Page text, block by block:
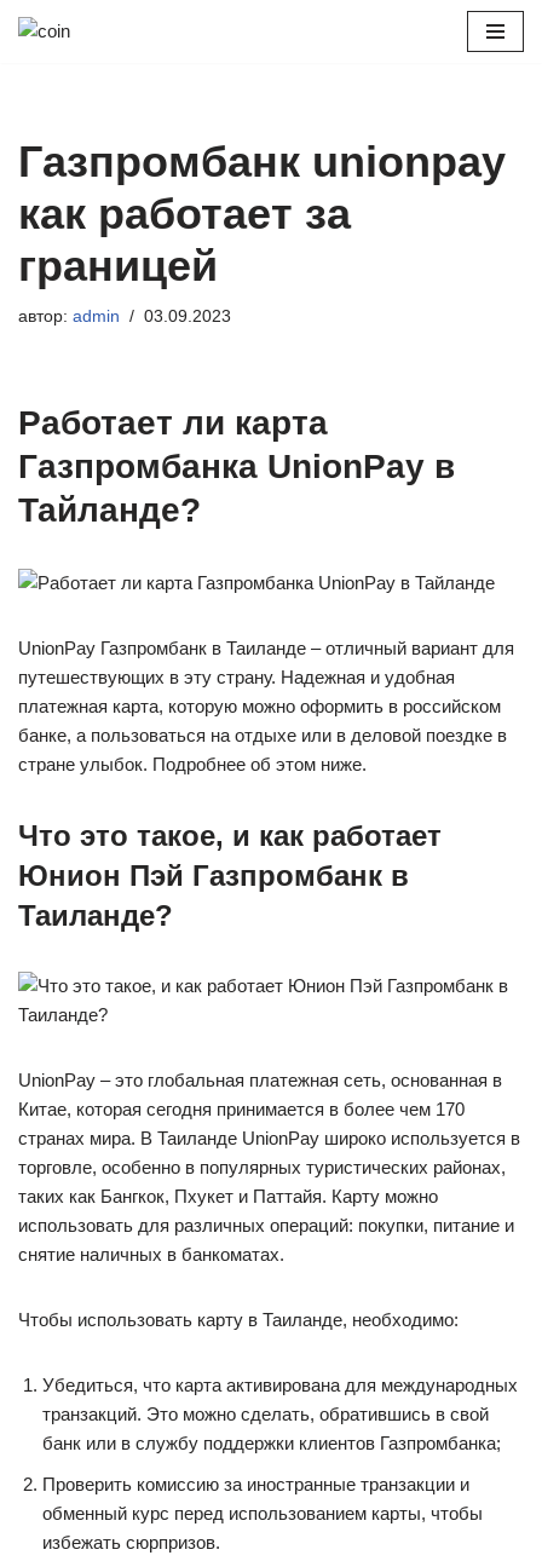
Газпромбанк unionpay
как работает за
границей
автор: admin 03.09.2023
Работает ли карта
Газпромбанка UnionPay в
Тайланде?
UnionPay Газпромбанк в Таиланде – отличный вариант для
путешествующих в эту страну. Надежная и удобная
платежная карта, которую можно оформить в российском
банке, а пользоваться на отдыхе или в деловой поездке в
стране улыбок. Подробнее об этом ниже.
Что это такое, и как работает
Юнион Пэй Газпромбанк в
Таиланде?
UnionPay – это глобальная платежная сеть, основанная в
Китае, которая сегодня принимается в более чем 170
странах мира. В Таиланде UnionPay широко используется в
торговле, особенно в популярных туристических районах,
таких как Бангкок, Пхукет и Паттайя. Карту можно
использовать для различных операций: покупки, питание и
снятие наличных в банкоматах.
Чтобы использовать карту в Таиланде, необходимо:
Убедиться, что карта активирована для международных
транзакций. Это можно сделать, обратившись в свой
банк или в службу поддержки клиентов Газпромбанка;
Проверить комиссию за иностранные транзакции и
обменный курс перед использованием карты, чтобы
избежать сюрпризов.